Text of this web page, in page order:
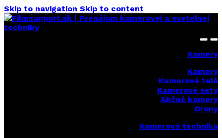
Skip to navigation Skip to content
Kamery
Kamery
Kamerové telá
Kamerové sety
Akčné kamery
Drony
Kamerová technika